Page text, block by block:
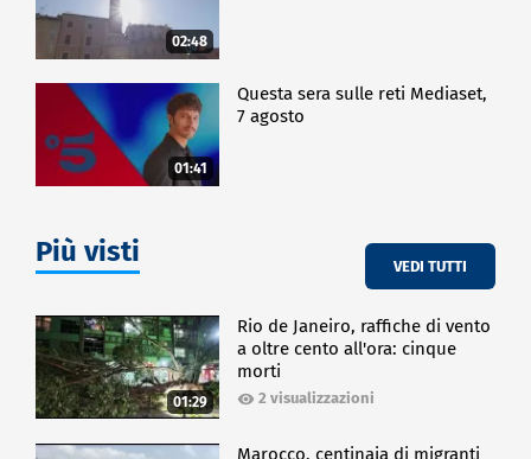
02:48
01:41
Questa sera sulle reti Mediaset,
7 agosto
Più visti VEDI TUTTI
01:29
Rio de Janeiro, raffiche di vento
a oltre cento all'ora: cinque
morti
2 visualizzazioni
Marocco, centinaia di migranti